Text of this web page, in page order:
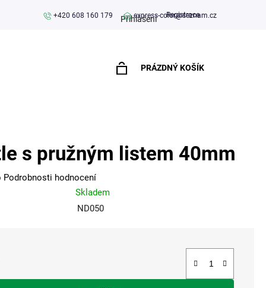
Přihlášení Registrace
+420 608 160 179 express-color@seznam.cz
PRÁZDNÝ KOŠÍK
s pružným listem 40mm
Podrobnosti hodnocení
Skladem
ND050